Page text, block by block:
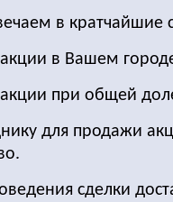
в кратчайшие
в Вашем
при общей
для продажи
сделки